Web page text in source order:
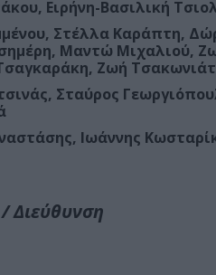
Ειρήνη-Βασιλική
Στέλλα Καράπτη,
Μαντώ Μιχαλιού,
Ζωή
Σταύρος
Ιωάννης
Διεύθυνση